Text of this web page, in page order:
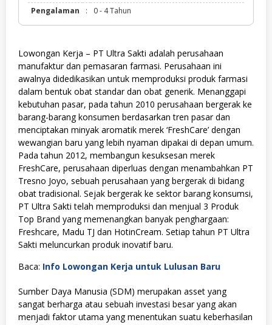
Pengalaman : 0 - 4 Tahun
Lowongan Kerja – PT Ultra Sakti adalah perusahaan
manufaktur dan pemasaran farmasi. Perusahaan ini
awalnya didedikasikan untuk memproduksi produk farmasi
dalam bentuk obat standar dan obat generik. Menanggapi
kebutuhan pasar, pada tahun 2010 perusahaan bergerak ke
barang-barang konsumen berdasarkan tren pasar dan
menciptakan minyak aromatik merek ‘FreshCare’ dengan
wewangian baru yang lebih nyaman dipakai di depan umum.
Pada tahun 2012, membangun kesuksesan merek
FreshCare, perusahaan diperluas dengan menambahkan PT
Tresno Joyo, sebuah perusahaan yang bergerak di bidang
obat tradisional. Sejak bergerak ke sektor barang konsumsi,
PT Ultra Sakti telah memproduksi dan menjual 3 Produk
Top Brand yang memenangkan banyak penghargaan:
Freshcare, Madu TJ dan HotinCream. Setiap tahun PT Ultra
Sakti meluncurkan produk inovatif baru.
Baca: Info Lowongan Kerja untuk Lulusan Baru
Sumber Daya Manusia (SDM) merupakan asset yang
sangat berharga atau sebuah investasi besar yang akan
menjadi faktor utama yang menentukan suatu keberhasilan